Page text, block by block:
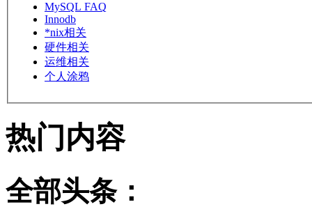
MySQL FAQ
Innodb
*nix相关
硬件相关
运维相关
个人涂鸦
热门内容
全部头条：